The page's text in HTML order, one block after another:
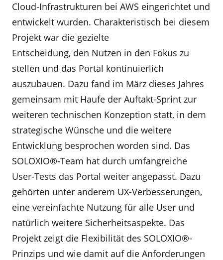
Cloud-Infrastrukturen bei AWS eingerichtet und
entwickelt wurden. Charakteristisch bei diesem
Projekt war die gezielte
Entscheidung, den Nutzen in den Fokus zu
stellen und das Portal kontinuierlich
auszubauen. Dazu fand im März dieses Jahres
gemeinsam mit Haufe der Auftakt-Sprint zur
weiteren technischen Konzeption statt, in dem
strategische Wünsche und die weitere
Entwicklung besprochen worden sind. Das
SOLOXIO®-Team hat durch umfangreiche
User-Tests das Portal weiter angepasst. Dazu
gehörten unter anderem UX-Verbesserungen,
eine vereinfachte Nutzung für alle User und
natürlich weitere Sicherheitsaspekte. Das
Projekt zeigt die Flexibilität des SOLOXIO®-
Prinzips und wie damit auf die Anforderungen